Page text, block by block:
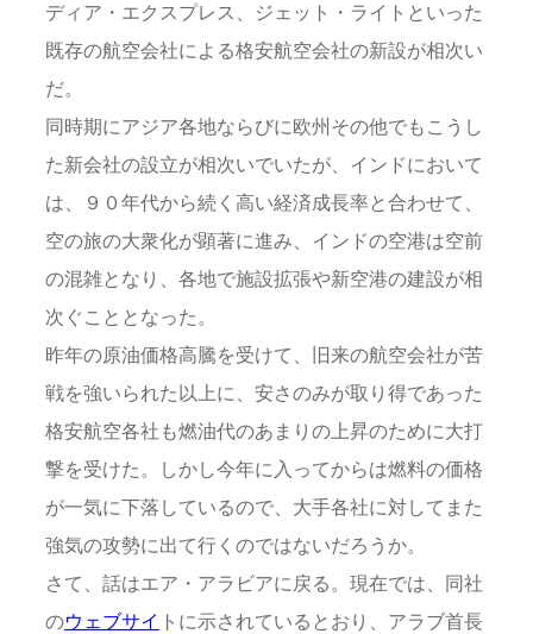
ディア・エクスプレス、ジェット・ライトといった
既存の航空会社による格安航空会社の新設が相次い
だ。
同時期にアジア各地ならびに欧州その他でもこうし
た新会社の設立が相次いでいたが、インドにおいて
は、９０年代から続く高い経済成長率と合わせて、
空の旅の大衆化が顕著に進み、インドの空港は空前
の混雑となり、各地で施設拡張や新空港の建設が相
次ぐこととなった。
昨年の原油価格高騰を受けて、旧来の航空会社が苦
戦を強いられた以上に、安さのみが取り得であった
格安航空各社も燃油代のあまりの上昇のために大打
撃を受けた。しかし今年に入ってからは燃料の価格
が一気に下落しているので、大手各社に対してまた
強気の攻勢に出て行くのではないだろうか。
さて、話はエア・アラビアに戻る。現在では、同社
のウェブサイ トに示されているとおり、アラブ首長